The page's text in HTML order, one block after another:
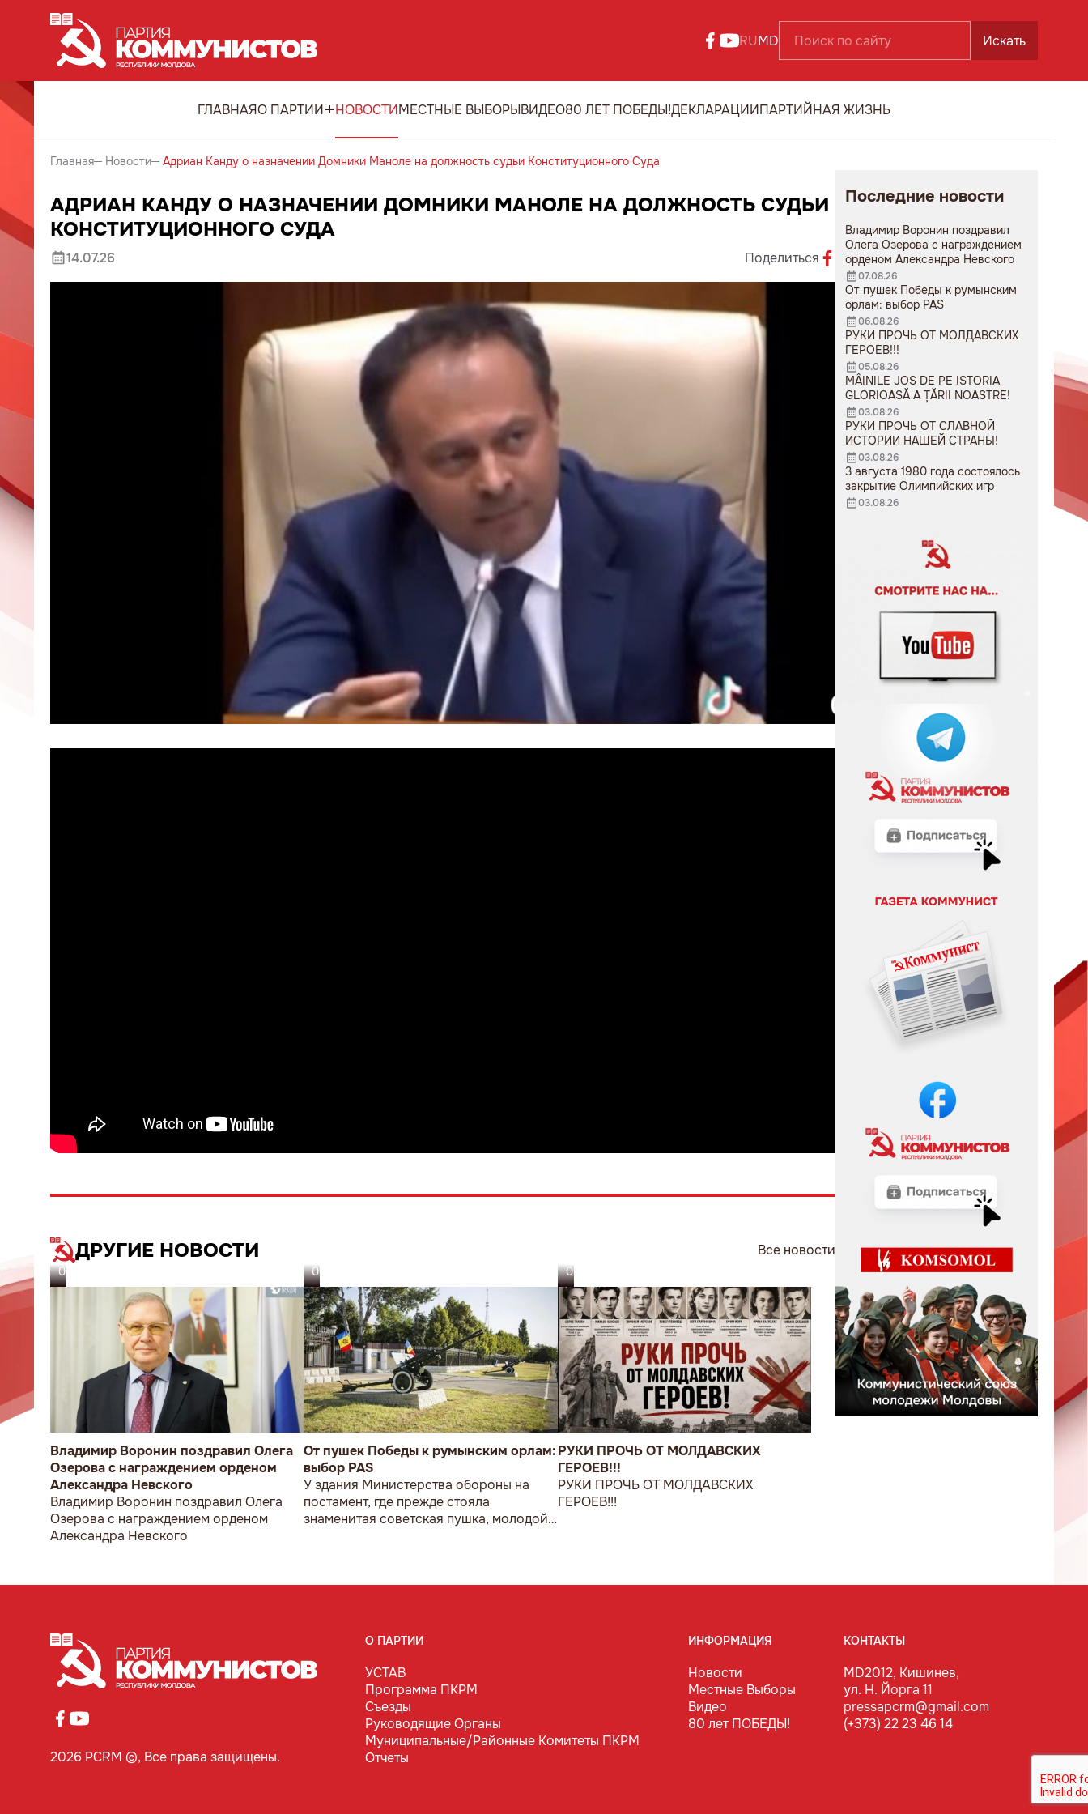
RUMD Искать
ГЛАВНАЯО ПАРТИИ НОВОСТИМЕСТНЫЕ ВЫБОРЫВИДЕО80 ЛЕТ ПОБЕДЫ!ДЕКЛАРАЦИИПАРТИЙНАЯ ЖИЗНЬ
Главная Новости Адриан Канду о назначении Домники Маноле на должность судьи Конституционного Суда
АДРИАН КАНДУ О НАЗНАЧЕНИИ ДОМНИКИ МАНОЛЕ НА ДОЛЖНОСТЬ СУДЬИ
КОНСТИТУЦИОННОГО СУДА
14.07.26 Поделиться
ДРУГИЕ НОВОСТИ Все новости
07.08.26
Владимир Воронин поздравил Олега
Озерова с награждением орденом
Александра Невского
Владимир Воронин поздравил Олега
Озерова с награждением орденом
Александра Невского
06.08.26
От пушек Победы к румынским орлам:
выбор PAS
У здания Министерства обороны на
постамент, где прежде стояла
знаменитая советская пушка, молодой
05.08.26
РУКИ ПРОЧЬ ОТ МОЛДАВСКИХ
ГЕРОЕВ!!!
РУКИ ПРОЧЬ ОТ МОЛДАВСКИХ
ГЕРОЕВ!!!
Последние новости
Владимир Воронин поздравил
Олега Озерова с награждением
орденом Александра Невского
07.08.26
От пушек Победы к румынским
орлам: выбор PAS
06.08.26
РУКИ ПРОЧЬ ОТ МОЛДАВСКИХ
ГЕРОЕВ!!!
05.08.26
MÂINILE JOS DE PE ISTORIA
GLORIOASĂ A ȚĂRII NOASTRE!
03.08.26
РУКИ ПРОЧЬ ОТ СЛАВНОЙ
ИСТОРИИ НАШЕЙ СТРАНЫ!
03.08.26
3 августа 1980 года состоялось
закрытие Олимпийских игр
03.08.26
2026 PCRM ©, Все права защищены.
О ПАРТИИ
УСТАВ
Программа ПКРМ
Съезды
Руководящие Органы
Муниципальные/Районные Комитеты ПКРМ
Отчеты
ИНФОРМАЦИЯ
Новости
Местные Выборы
Видео
80 лет ПОБЕДЫ!
КОНТАКТЫ
MD2012, Кишинев,
ул. Н. Йорга 11
pressapcrm@gmail.com
(+373) 22 23 46 14